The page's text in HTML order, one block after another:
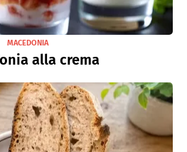
MACEDONIA
alla crema